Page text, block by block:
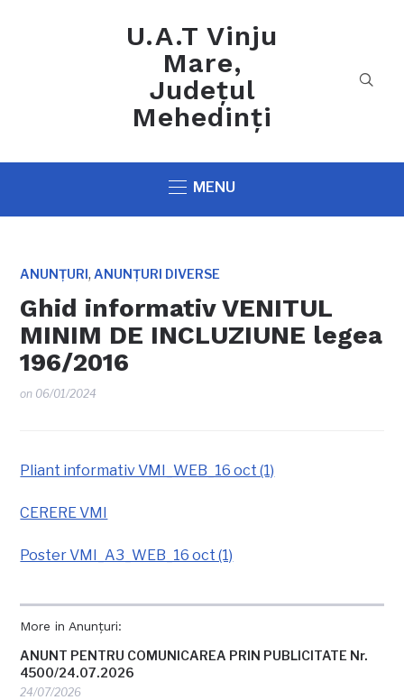
U.A.T Vinju
Mare,
Județul
Mehedinți
MENU
ANUNȚURI,ANUNȚURI DIVERSE
Ghid informativ VENITUL
MINIM DE INCLUZIUNE legea
196/2016
on 06/01/2024
More in Anunțuri:
ANUNT PENTRU COMUNICAREA PRIN PUBLICITATE Nr.
4500/24.07.2026
24/07/2026
Pliant informativ VMI_WEB_16 oct (1)
CERERE VMI
Poster VMI_A3_WEB_16 oct (1)